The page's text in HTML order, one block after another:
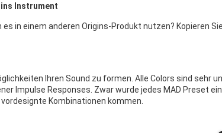
Instrument
in einem anderen Origins-Produkt nutzen? Kopieren
Ihren Sound zu formen. Alle Colors sind sehr
Impulse Responses. Zwar wurde jedes MAD Preset
Kombinationen kommen.